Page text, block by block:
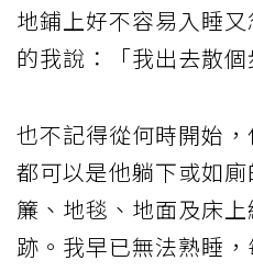
地鋪上好不容易入睡
的我說：「我出去散個
也不記得從何時開始
都可以是他躺下或如
簾、地毯、地面及床
跡。我早已無法熟睡